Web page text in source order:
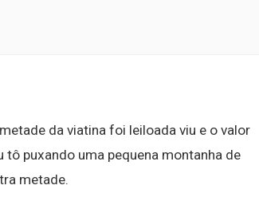
da viatina foi leiloada viu e o valor
tô puxando uma pequena montanha de
metade.